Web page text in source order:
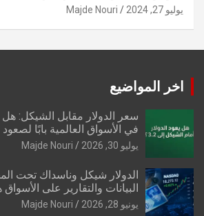
يوليو 27, 2024 Majde Nouri
اخر المواضيع
سعر الدولار مقابل الشيكل: هل
في الأسواق العالمية بابًا
يوليو 30, 2026 Majde Nouri
الدولار شيكل وناسداك تحت
البيانات والتقارير على
يونيو 28, 2026 Majde Nouri